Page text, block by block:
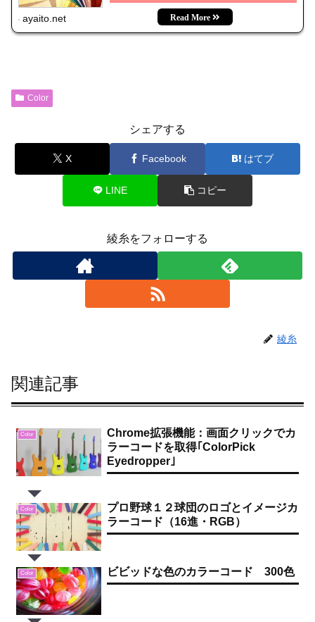
ayaito.net
Color
シェアする
X Facebook はてブ
LINE コピー
綾糸をフォローする
綾糸
関連記事
Color
Chrome拡張機能：画面クリックでカ
ラーコードを取得｢ColorPick
Eyedropper｣
Color
プロ野球１２球団のロゴとイメージカ
ラーコード（16進・RGB）
Color ビビッドな色のカラーコード 300色